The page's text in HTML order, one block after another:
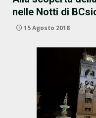
nelle Notti di
15 Agosto 2018